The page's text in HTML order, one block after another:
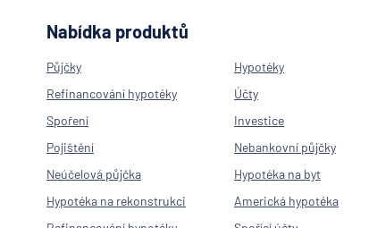
Nabídka produktů
Půjčky
Hypotéky
Refinancování hypotéky
Účty
Spoření
Investice
Pojištění
Nebankovní půjčky
Neúčelová půjčka
Hypotéka na byt
Hypotéka na rekonstrukci
Americká hypotéka